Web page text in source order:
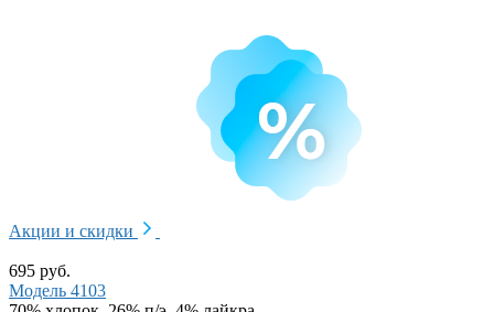
Акции и скидки
695 руб.
Модель 4103